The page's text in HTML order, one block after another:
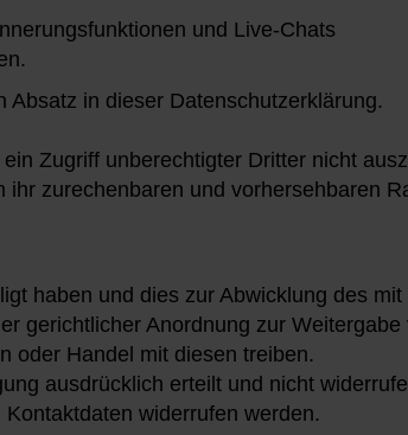
und Live-Chats
in dieser Datenschutzerklärung.
Zugriff unberechtigter Dritter nicht
zurechenbaren und vorhersehbaren
haben und dies zur Abwicklung des
gerichtlicher Anordnung zur
oder Handel mit diesen treiben.
ausdrücklich erteilt und nicht
widerrufen werden.